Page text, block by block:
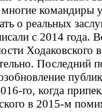
многие командиры
о реальных
с 2014 года.
Ходаковского
Последний
го, когда
в 2015-м